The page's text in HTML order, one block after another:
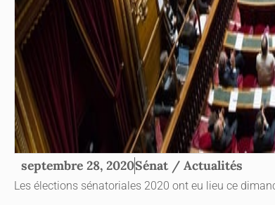
septembre 28, 2020Sénat / Actualités
Les élections sénatoriales 2020 ont eu lieu ce